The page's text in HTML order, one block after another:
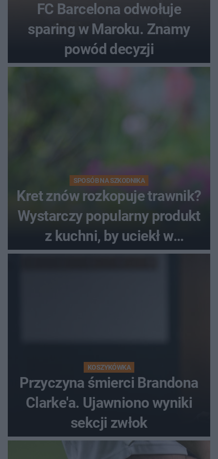
FC Barcelona odwołuje
sparing w Maroku. Znamy
powód decyzji
SPOSÓB NA SZKODNIKA
Kret znów rozkopuje trawnik?
Wystarczy popularny produkt
z kuchni, by uciekł w
popłochu
KOSZYKÓWKA
Przyczyna śmierci Brandona
Clarke'a. Ujawniono wyniki
sekcji zwłok